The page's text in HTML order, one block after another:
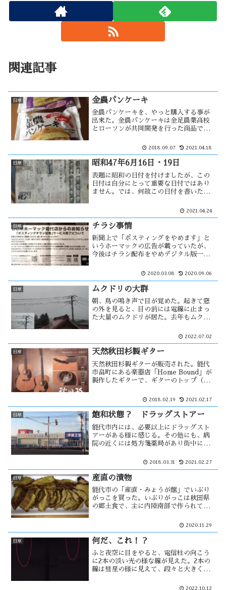
関連記事
日常 金農パンケーキ
金農パンケーキを、やっと購入する事が
出来た。金農パンケーキは金足農業高校
とローソンが共同開発を行った商品で、
す。それが、金足農業の甲子園での活躍
の売上は金足農業にも還元されるのだろ
2018.09.07 2021.04.18
日常 昭和47年6月16日・19日
表題に昭和の日付を付けましたが、この
日付は自分にとって重要な日付ではあり
ません。では、何故この日付を書いたか
ケースの底から出て来た新聞が、16日と
去の新聞を読むと別のおもしろ味が・・
2021.04.24
日常 チラシ事情
新聞上で「ポスティングをやめます」と
いうホーマックの広告が載っていたが、
今後はチラシ配布をやめデジタル版一本
は、その様な時代の流れによるものだ。
は無用なモノかもしれない。
2020.03.08 2020.09.06
日常 ムクドリの大群
朝、鳥の鳴き声で目が覚めた。起きて窓
の外を見ると、目の前には電線に止まっ
た大量のムクドリが居た。去年もムクド
えた感じがする。地球温暖化で、能代も
うか？ムクドリは益鳥とされている
2022.07.02
日常 天然秋田杉製ギター
天然秋田杉製ギターが販売された。能代
市畠町にある楽器店「Home Bound」が
製作したギターで、ギターのトップ（ボ
われている。2種類があっていずれの値段
だと思う。その違いは・・
2018.02.19 2021.02.17
日常 飽和状態？ ドラッグストアー
能代市内には、必要以上にドラッグスト
アーがある様に感じる。その他にも、病
院の近くには処方箋薬局があり街中にも
でドラッグストアーがオープンした。そ
かないが、採算は・・
2018.03.31 2021.02.27
日常 産直の漬物
能代市の「産直・みょうが館」でいぶり
がっこを買った。いぶりがっこは秋田県
の郷土食で、主に内陸南部で作られてい
製が販売されており、個人でもいぶりが
正により、産直の漬物が変わる・・・
2020.11.29
日常 何だ、これ！？
ふと夜空に目をやると、電信柱の向こう
に2本の淡い光の様な線が見えた。2本の
線は彗星の様に見えて、段々と大きくな
消えた。その光が見えた方角の延長線上
2022.10.12